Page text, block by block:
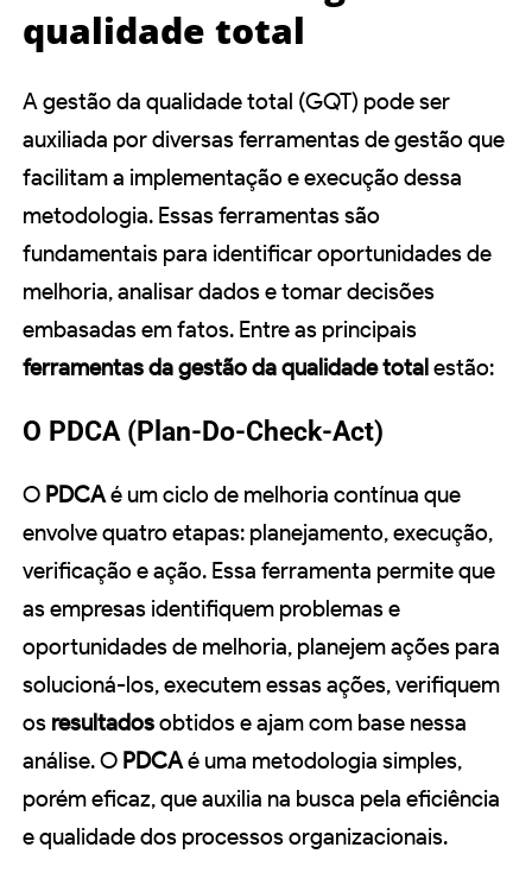
qualidade total
A gestão da qualidade total (GQT) pode ser
auxiliada por diversas ferramentas de gestão que
facilitam a implementação e execução dessa
metodologia. Essas ferramentas são
fundamentais para identificar oportunidades de
melhoria, analisar dados e tomar decisões
embasadas em fatos. Entre as principais
ferramentas da gestão da qualidade totalestão:
O PDCA (Plan-Do-Check-Act)
O PDCAé um ciclo de melhoria contínua que
envolve quatro etapas: planejamento, execução,
verificação e ação. Essa ferramenta permite que
as empresas identifiquem problemas e
oportunidades de melhoria, planejem ações para
solucioná-los, executem essas ações, verifiquem
os resultadosobtidos e ajam com base nessa
análise. O PDCAé uma metodologia simples,
porém eficaz, que auxilia na busca pela eficiência
e qualidade dos processos organizacionais.